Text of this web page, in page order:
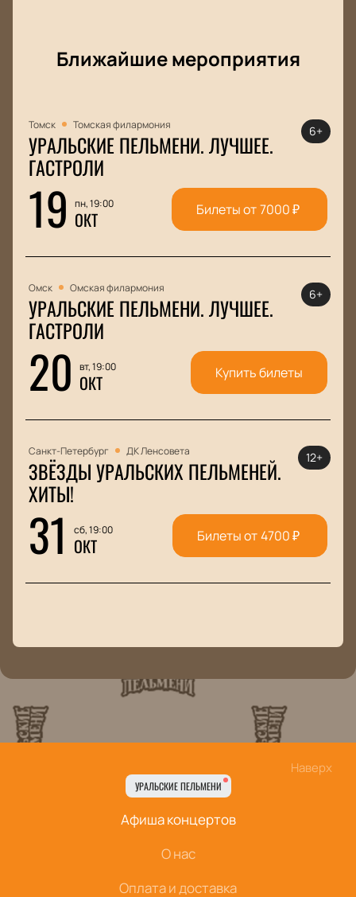
Ближайшие мероприятия
Томск Томская филармония
УРАЛЬСКИЕ ПЕЛЬМЕНИ. ЛУЧШЕЕ.
ГАСТРОЛИ
19 пн, 19:00
ОКТ
6+
Билеты от7000₽
Омск Омская филармония
УРАЛЬСКИЕ ПЕЛЬМЕНИ. ЛУЧШЕЕ.
ГАСТРОЛИ
20 вт, 19:00
ОКТ
6+
Купить билеты
Санкт-Петербург ДК Ленсовета
ЗВЁЗДЫ УРАЛЬСКИХ ПЕЛЬМЕНЕЙ.
ХИТЫ!
31 сб, 19:00
ОКТ
12+
Билеты от4700₽
Наверх
УРАЛЬСКИЕ ПЕЛЬМЕНИ
Афиша концертов
О нас
Оплата и доставка